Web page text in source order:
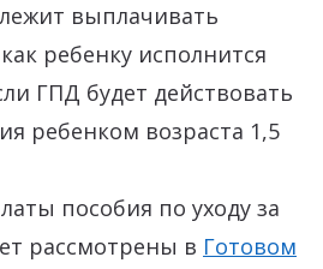
выплачивать
ребенку исполнится
ГПД будет действовать
ребенком возраста 1,5
пособия по уходу за
рассмотрены в Готовом